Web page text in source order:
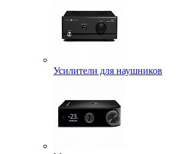
Усилители для наушников